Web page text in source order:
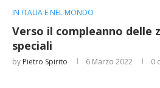
IN ITALIA E NEL MONDO
Verso il compleanno delle
speciali
by Pietro Spirito 6 Marzo 2022 0